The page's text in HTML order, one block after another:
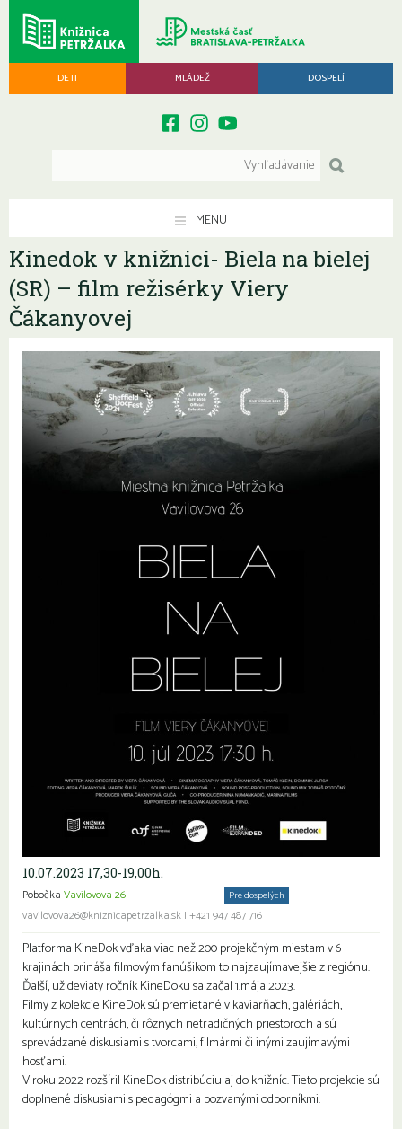
DETI MLÁDEŽ DOSPELÍ
MENU
Kinedok v knižnici- Biela na bielej
(SR) – film režisérky Viery
Čákanyovej
10.07.2023 17,30-19,00h.
Pobočka Vavilovova 26 Pre dospelých
vavilovova26@kniznicapetrzalka.sk | +421 947 487 716
Platforma KineDok vďaka viac než 200 projekčným miestam v 6
krajinách prináša filmovým fanúšikom to najzaujímavejšie z regiónu.
Ďalší, už deviaty ročník KineDoku sa začal 1.mája 2023.
Filmy z kolekcie KineDok sú premietané v kaviarňach, galériách,
kultúrnych centrách, či rôznych netradičných priestoroch a sú
sprevádzané diskusiami s tvorcami, filmármi či inými zaujímavými
hosťami.
V roku 2022 rozšíril KineDok distribúciu aj do knižníc. Tieto projekcie sú
doplnené diskusiami s pedagógmi a pozvanými odborníkmi.